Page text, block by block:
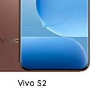
Vivo S2